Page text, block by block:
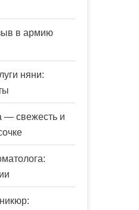
в армию
няни:
— свежесть и